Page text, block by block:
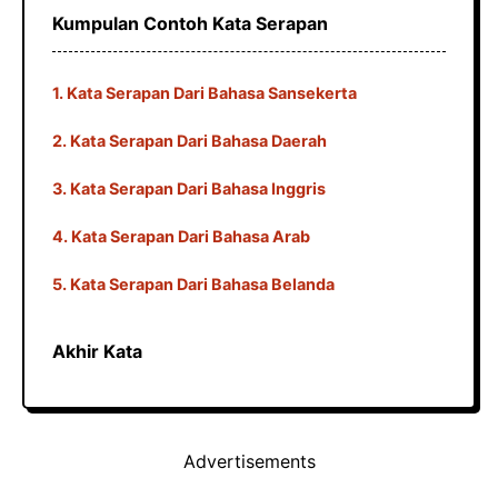
Kumpulan Contoh Kata Serapan
1. Kata Serapan Dari Bahasa Sansekerta
2. Kata Serapan Dari Bahasa Daerah
3. Kata Serapan Dari Bahasa Inggris
4. Kata Serapan Dari Bahasa Arab
5. Kata Serapan Dari Bahasa Belanda
Akhir Kata
Advertisements